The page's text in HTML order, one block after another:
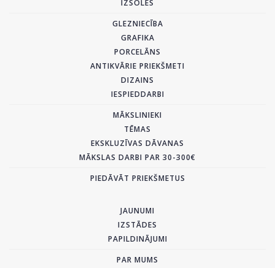
IZSOLES
GLEZNIECĪBA
GRAFIKA
PORCELĀNS
ANTIKVĀRIE PRIEKŠMETI
DIZAINS
IESPIEDDARBI
MĀKSLINIEKI
TĒMAS
EKSKLUZĪVAS DĀVANAS
MĀKSLAS DARBI PAR 30-300€
PIEDĀVĀT PRIEKŠMETUS
JAUNUMI
IZSTĀDES
PAPILDINĀJUMI
PAR MUMS